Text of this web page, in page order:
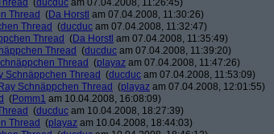
(ducduc am 07.04.2008, 11:26:45)
Thread (Da Horstl am 07.04.2008, 11:30:26)
Thread (ducduc am 07.04.2008, 11:32:47)
Thread (Da Horstl am 07.04.2008, 11:35:49)
Thread (ducduc am 07.04.2008, 11:39:20)
Thread (playaz am 07.04.2008, 11:47:26)
Schnäppchen Thread (ducduc am 07.04.2008, 11:53:09)
Schnäppchen Thread (playaz am 07.04.2008, 12:01:55)
(Pomm1 am 10.04.2008, 16:08:09)
(ducduc am 10.04.2008, 18:27:39)
Thread (playaz am 10.04.2008, 18:44:03)